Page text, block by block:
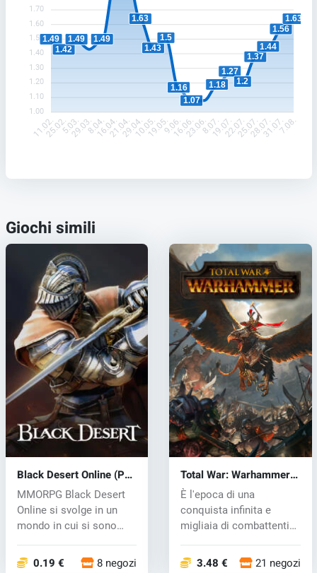
1.70
1.60
1.50
1.40
1.30
1.20
1.10
1.00
1.49
1.42
1.49 1.49
1.63
1.43
1.5
1.16
1.07
1.18
1.27
1.2
1.37
1.44
1.56
1.63
11.02.25.02.5.03.29.03.8.04.16.04.21.04.29.04.10.05.19.05.9.06.16.06.23.06.8.07.19.07.22.07.25.07.28.07.31.07.7.08.
Giochi simili
Black Desert Online (PC)
CD key
MMORPG Black Desert
Online si svolge in un
mondo in cui si sono
0.19 € 8 negozi
Total War: Warhammer
(PC) CD key
È l'epoca di una
conquista infinita e
migliaia di combattenti
3.48 € 21 negozi